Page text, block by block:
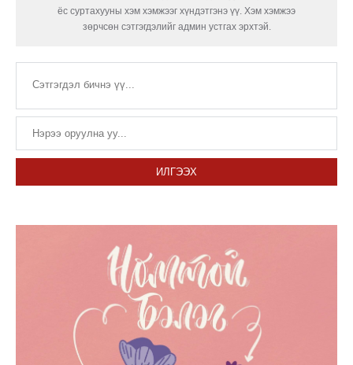
ёс суртахууны хэм хэмжээг хүндэтгэнэ үү. Хэм хэмжээ
зөрчсөн сэтгэгдэлийг админ устгах эрхтэй.
ИЛГЭЭХ